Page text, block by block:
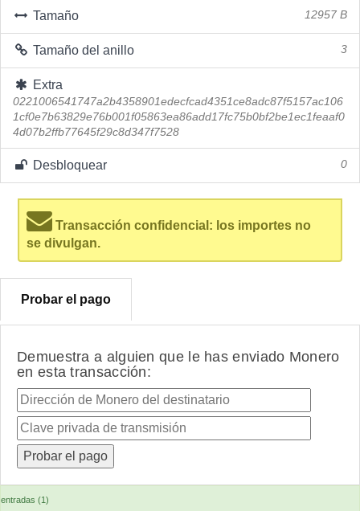
Tamaño 12957 B
Tamaño del anillo 3
Extra
0221006541747a2b4358901edecfcad4351ce8adc87f5157ac106
1cf0e7b63829e76b001f05863ea86add17fc75b0bf2be1ec1feaaf0
4d07b2ffb77645f29c8d347f7528
Desbloquear 0
Transacción confidencial: los importes no
se divulgan.
Probar el pago
Demuestra a alguien que le has enviado Monero
en esta transacción:
entradas (1)